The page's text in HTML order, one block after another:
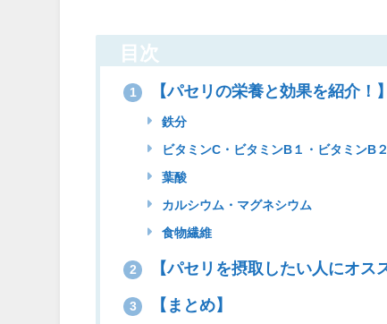
目次
1 【パセリの栄養と効果を紹介！】
鉄分
ビタミンC・ビタミンB１・ビタミンB
葉酸
カルシウム・マグネシウム
食物繊維
2 【パセリを摂取したい人にオス
3 【まとめ】